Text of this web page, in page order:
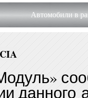
Автомобили в
данного